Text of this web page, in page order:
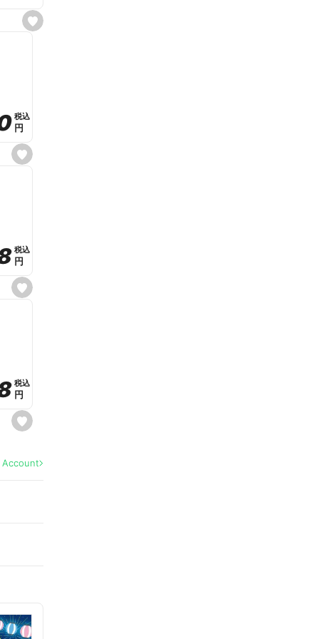
s
e
s
e
e
税込
税込
円
円
s
e
e
税込
税込
円
円
s
e
a
税込
税込
円
円